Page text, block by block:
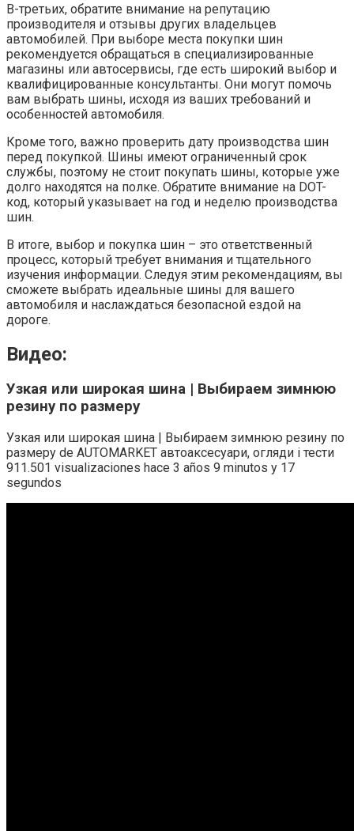
В-третьих, обратите внимание на репутацию
производителя и отзывы других владельцев
автомобилей. При выборе места покупки шин
рекомендуется обращаться в специализированные
магазины или автосервисы, где есть широкий выбор и
квалифицированные консультанты. Они могут помочь
вам выбрать шины, исходя из ваших требований и
особенностей автомобиля.
Кроме того, важно проверить дату производства шин
перед покупкой. Шины имеют ограниченный срок
службы, поэтому не стоит покупать шины, которые уже
долго находятся на полке. Обратите внимание на DOT-
код, который указывает на год и неделю производства
шин.
В итоге, выбор и покупка шин – это ответственный
процесс, который требует внимания и тщательного
изучения информации. Следуя этим рекомендациям, вы
сможете выбрать идеальные шины для вашего
автомобиля и наслаждаться безопасной ездой на
дороге.
Видео:
Узкая или широкая шина | Выбираем зимнюю
резину по размеру
Узкая или широкая шина | Выбираем зимнюю резину по
размеру de AUTOMARKET автоаксесуари, огляди і тести
911.501 visualizaciones hace 3 años 9 minutos y 17
segundos